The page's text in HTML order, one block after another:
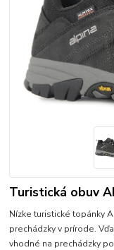
Turistická obuv
Nízke turistické topánky
prechádzky v prírode.
vhodné na prechádzky